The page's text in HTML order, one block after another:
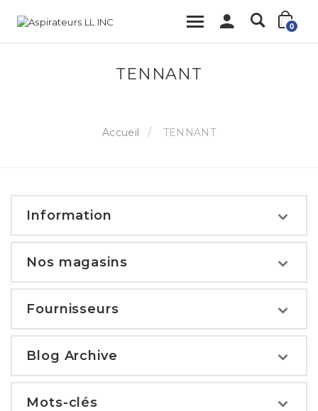
0
TENNANT
Accueil TENNANT
Information
Nos magasins
Fournisseurs
Blog Archive
Mots-clés